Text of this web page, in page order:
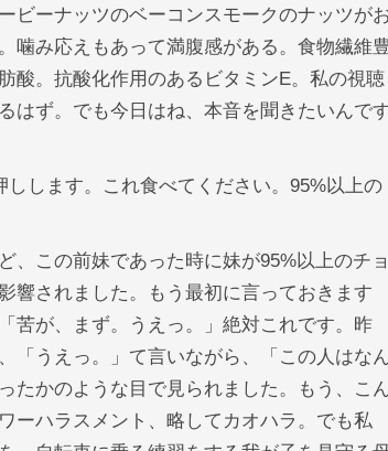
ビーナッツのベーコンスモークのナッツが
噛み応えもあって満腹感がある。食物繊維
酸。抗酸化作用のあるビタミンE。私の視聴
はず。でも今日はね、本音を聞きたいんで
します。これ食べてください。95%以上の
、この前妹であった時に妹が95%以上のチョ
響されました。もう最初に言っておきます
苦が、まず。うえっ。」絶対これです。昨
「うえっ。」て言いながら、「この人はな
たかのような目で見られました。もう、こ
ーハラスメント、略してカオハラ。でも私